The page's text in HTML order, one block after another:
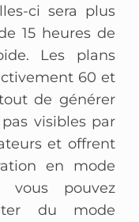
ci sera plus
15 heures de
Les plans
60 et
de générer
visibles par
et offrent
en mode
vous pouvez
du mode